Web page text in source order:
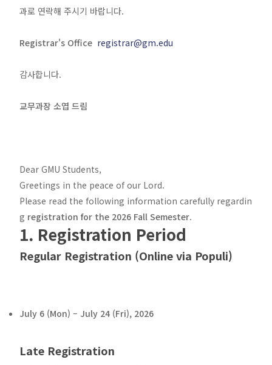
과로 연락해 주시기 바랍니다.
Registrar's Office registrar@gm.edu
감사합니다.
교무과장 소엽 드림
Dear GMU Students,
Greetings in the peace of our Lord.
Please read the following information carefully regardin
g registration for the 2026 Fall Semester.
1. Registration Period
Regular Registration (Online via Populi)
July 6 (Mon) – July 24 (Fri), 2026
Late Registration